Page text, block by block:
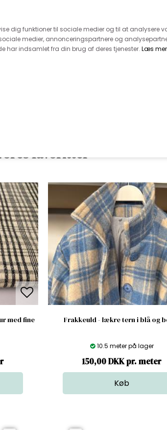
dig funktioner til sociale medier og til at analysere
medier, annonceringspartnere og
har indsamlet fra din brug af deres tjenester. Læs
favoritter
med fine
Frakkeuld - lækre tern i blå og
10.5 meter på lager
150,00 DKK pr. meter